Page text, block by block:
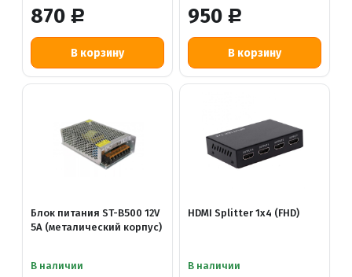
870 Р 950 Р
Блок питания ST-B500 12V
5A (металический корпус)
В наличии
HDMI Splitter 1x4 (FHD)
В наличии